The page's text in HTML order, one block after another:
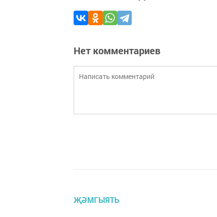
Нет комментариев
ҖӘМГЫЯТЬ